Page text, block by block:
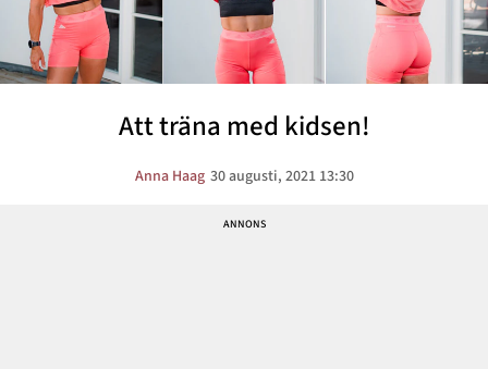
Vikt
Relationer
Om Anna
Kategorier
Kontakt
Att träna med kidsen!
Anna Haag 30 augusti, 2021 13:30